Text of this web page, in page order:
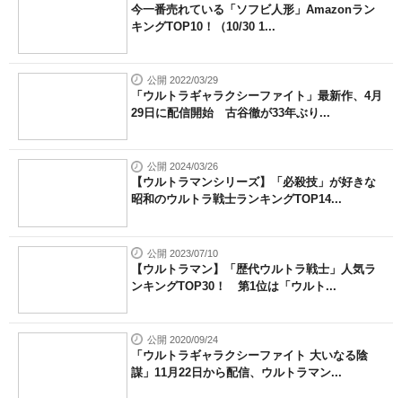
今一番売れている「ソフビ人形」Amazonラン
キングTOP10！（10/30 1...
公開 2022/03/29
「ウルトラギャラクシーファイト」最新作、4月
29日に配信開始 古谷徹が33年ぶり...
公開 2024/03/26
【ウルトラマンシリーズ】「必殺技」が好きな
昭和のウルトラ戦士ランキングTOP14...
公開 2023/07/10
【ウルトラマン】「歴代ウルトラ戦士」人気ラ
ンキングTOP30！ 第1位は「ウルト...
公開 2020/09/24
「ウルトラギャラクシーファイト 大いなる陰
謀」11月22日から配信、ウルトラマン...